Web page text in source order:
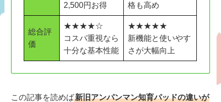
2,500円お得
格も高め
総合評
価
★★★★☆
コスパ重視なら
十分な基本性能
★★★★★
新機能と使いやす
さが大幅向上
この記事を読めば新旧アンパンマン知育パッドの違いが